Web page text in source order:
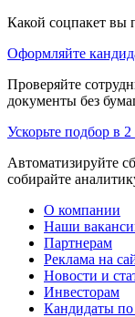
Какой соцпакет вы
Оформляйте
Проверяйте
документы без
Ускорьте подбор в
Автоматизируйте
собирайте
О компании
Наши
Партнерам
Реклама на
Новости и
Инвесторам
Кандидаты